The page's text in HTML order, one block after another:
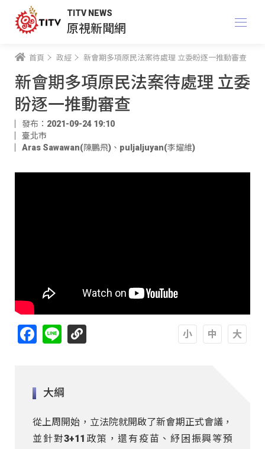
TITV NEWS
原視新聞網
首頁 政經 新會期多項原民法案待處理 立委盼逐一推動審查
新會期多項原民法案待處理 立委
盼逐一推動審查
發布：2021-09-24 19:10
臺北市
Aras Sawawan(陳鵬飛) 、 puljaljuyan(李耀維)
Facebook
Line
大綱
從上周開始，立法院就開啟了新會期正式會議，
並針對3+11政策，還有疫苗、紓困振興等預